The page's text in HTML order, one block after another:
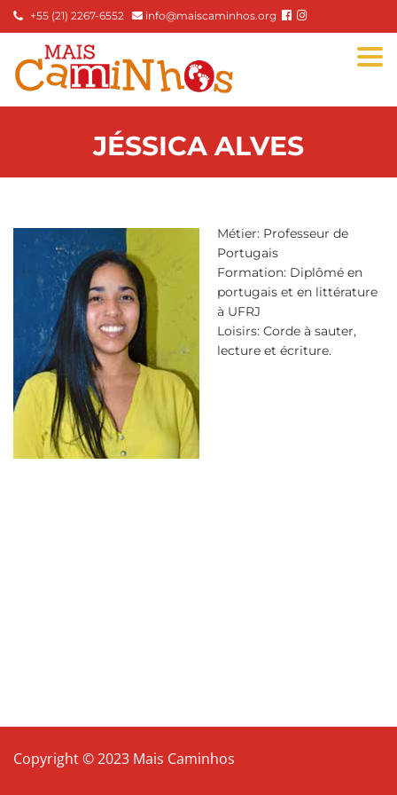
+55 (21) 2267-6552 info@maiscaminhos.org
JÉSSICA ALVES
Métier: Professeur de
Portugais
Formation: Diplômé en
portugais et en littérature
à UFRJ
Loisirs: Corde à sauter,
lecture et écriture.
Copyright © 2023 Mais Caminhos